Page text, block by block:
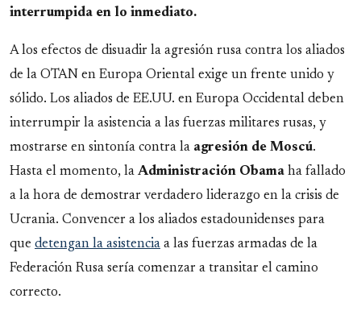
interrumpida en lo inmediato.
A los efectos de disuadir la agresión rusa contra los aliados
de la OTAN en Europa Oriental exige un frente unido y
sólido. Los aliados de EE.UU. en Europa Occidental deben
interrumpir la asistencia a las fuerzas militares rusas, y
mostrarse en sintonía contra la agresión de Moscú.
Hasta el momento, la Administración Obama ha fallado
a la hora de demostrar verdadero liderazgo en la crisis de
Ucrania. Convencer a los aliados estadounidenses para
que detengan la asistencia a las fuerzas armadas de la
Federación Rusa sería comenzar a transitar el camino
correcto.